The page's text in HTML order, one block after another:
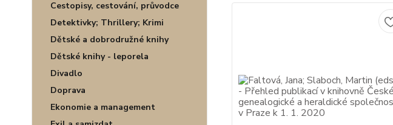
Cestopisy, cestování, průvodce
Detektivky; Thrillery; Krimi
Dětské a dobrodružné knihy
Dětské knihy - leporela
Divadlo
Doprava
Ekonomie a management